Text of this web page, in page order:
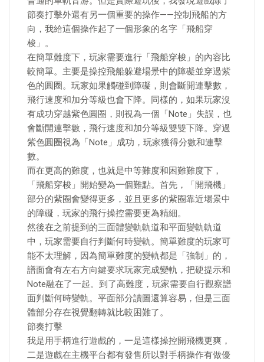
節奏打擊外還有另一個重要的操作——控制飛船的方
向，我給這個操作起了一個形象的名字「飛船穿
梭」。
在簡單難度下，玩家需要進行「飛船穿梭」的內容比
較簡單。主要是操控飛船躲避場景中的障礙並穿過紫
色的圓圈。玩家如果觸碰到障礙，則會斷開連擊數，
飛行速度和加分等級也會下降。同樣的，如果玩家沒
有成功穿越紫色圓圈，則視為一個「Note」失誤，也
會斷開連擊數，飛行速度和加分等級雙雙下降。穿過
紫色圓圈視為「Note」成功，玩家獲得分數和連擊
數。
而在更高的難度，也就是中等難度和困難難度下，
「飛船穿梭」開始變為一個難點。首先，「開飛機」
部分的紫圈會變得更多，並且更多的紫圈靠近場景中
的障礙，玩家的飛行操控需要更為精細。
然後在之前提到的三面體變軌軌道和平面變軌軌道
中，玩家需要自行判斷何時變軌。簡單難度的玩家可
能不太理解，因為簡單難度的變軌都是「強制」的，
譜面會有左右方向鍵要求玩家完成變軌，把硬提示和
Note融在了一起。到了高難度，玩家需要自行觀察譜
面判斷何時變軌。平面部分讀圖還算容易，但是三面
體部分存在視覺翻轉就比較困難了。
節奏打擊
我是用手柄進行遊戲的，一是這樣操控開飛機更爽，
二是遊戲在主機平台都有發售所以對手柄操作有做優